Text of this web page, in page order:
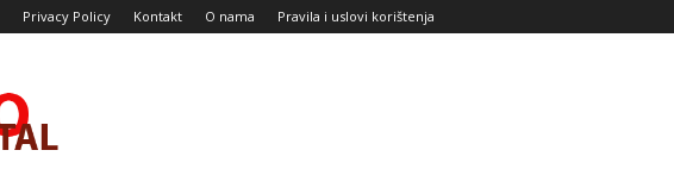
Privacy Policy Kontakt O nama Pravila i uslovi korištenja